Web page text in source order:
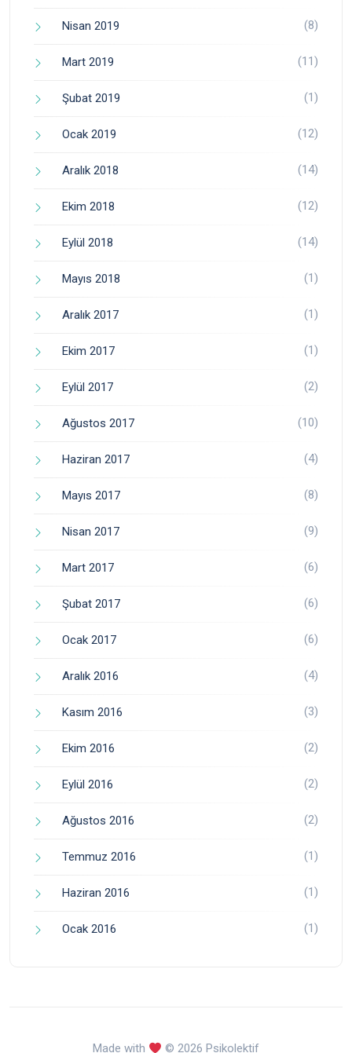
Nisan 2019 (8)
Mart 2019 (11)
Şubat 2019 (1)
Ocak 2019 (12)
Aralık 2018 (14)
Ekim 2018 (12)
Eylül 2018 (14)
Mayıs 2018 (1)
Aralık 2017 (1)
Ekim 2017 (1)
Eylül 2017 (2)
Ağustos 2017 (10)
Haziran 2017 (4)
Mayıs 2017 (8)
Nisan 2017 (9)
Mart 2017 (6)
Şubat 2017 (6)
Ocak 2017 (6)
Aralık 2016 (4)
Kasım 2016 (3)
Ekim 2016 (2)
Eylül 2016 (2)
Ağustos 2016 (2)
Temmuz 2016 (1)
Haziran 2016 (1)
Ocak 2016 (1)
Made with © 2026 Psikolektif